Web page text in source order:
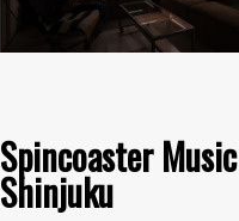
Spincoaster
Shinjuku